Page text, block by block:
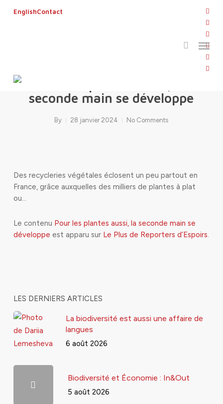
flickr
EnglishContact
search
Menu
seconde main se développe
By 28 janvier 2024 No Comments
Des recycleries végétales éclosent un peu partout en
France, grâce auxquelles des milliers de plantes à plat
ou…
Le contenu Pour les plantes aussi, la seconde main se
développe est apparu sur Le Plus de Reporters d’Espoirs.
LES DERNIERS ARTICLES
La biodiversité est aussi une affaire de
langues
6 août 2026
Biodiversité et Économie : In&Out
5 août 2026